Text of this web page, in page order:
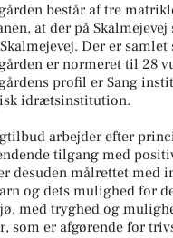
består af tre
at der på
Der er samlet
er normeret til 28
profil er Sang
idrætsinstitution.
arbejder efter
tilgang med
desuden målrettet med
og dets mulighed for
med tryghed og
som er afgørende for